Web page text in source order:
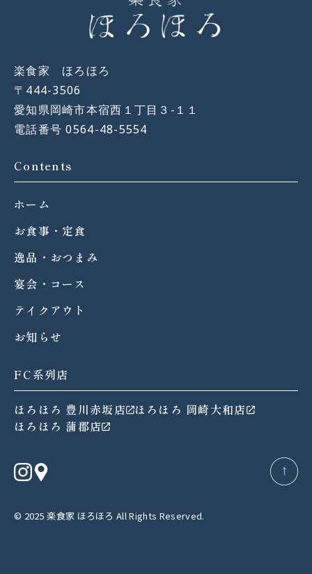
楽食家 ほろほろ
〒444-3506
愛知県岡崎市本宿西１丁目３−１１
電話番号 0564-48-5554
Contents
ホーム
お食事・定食
逸品・おつまみ
宴会・コース
テイクアウト
お知らせ
FC系列店
ほろほろ 豊川赤坂店 ほろほろ 岡崎大和店
ほろほろ 蒲郡店
→
© 2025 楽食家 ほろほろ All Rights Reserved.